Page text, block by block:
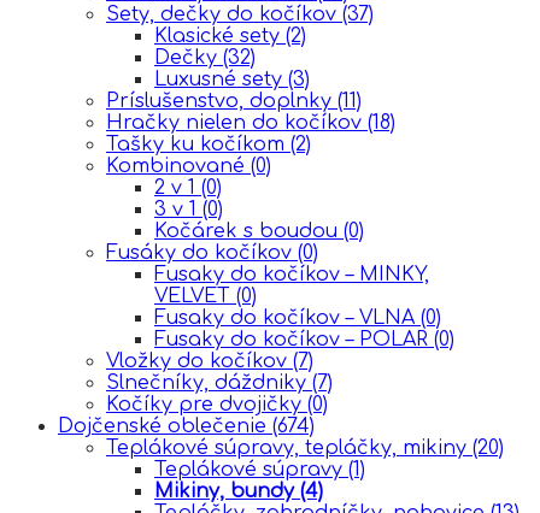
Sety, dečky do kočíkov (37)
Klasické sety (2)
Dečky (32)
Luxusné sety (3)
Príslušenstvo, doplnky (11)
Hračky nielen do kočíkov (18)
Tašky ku kočíkom (2)
Kombinované (0)
2 v 1 (0)
3 v 1 (0)
Kočárek s boudou (0)
Fusáky do kočíkov (0)
Fusaky do kočíkov – MINKY,
VELVET (0)
Fusaky do kočíkov – VLNA (0)
Fusaky do kočíkov – POLAR (0)
Vložky do kočíkov (7)
Slnečníky, dáždniky (7)
Kočíky pre dvojičky (0)
Dojčenské oblečenie (674)
Teplákové súpravy, tepláčky, mikiny (20)
Teplákové súpravy (1)
Mikiny, bundy (4)